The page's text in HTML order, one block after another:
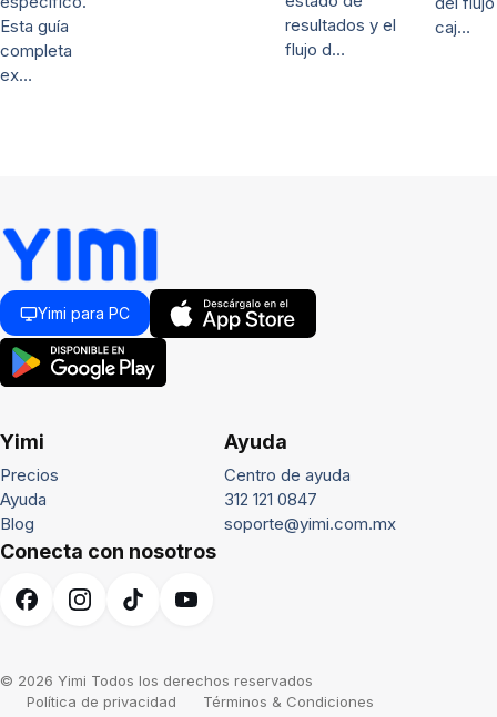
Esta guía
completa
ex…
resultados y el
flujo d…
caj…
Yimi para PC
Yimi
Precios
Ayuda
Blog
Ayuda
Centro de ayuda
312 121 0847
soporte@yimi.com.mx
Conecta con nosotros
© 2026 Yimi Todos los derechos reservados
Política de privacidad
Términos & Condiciones